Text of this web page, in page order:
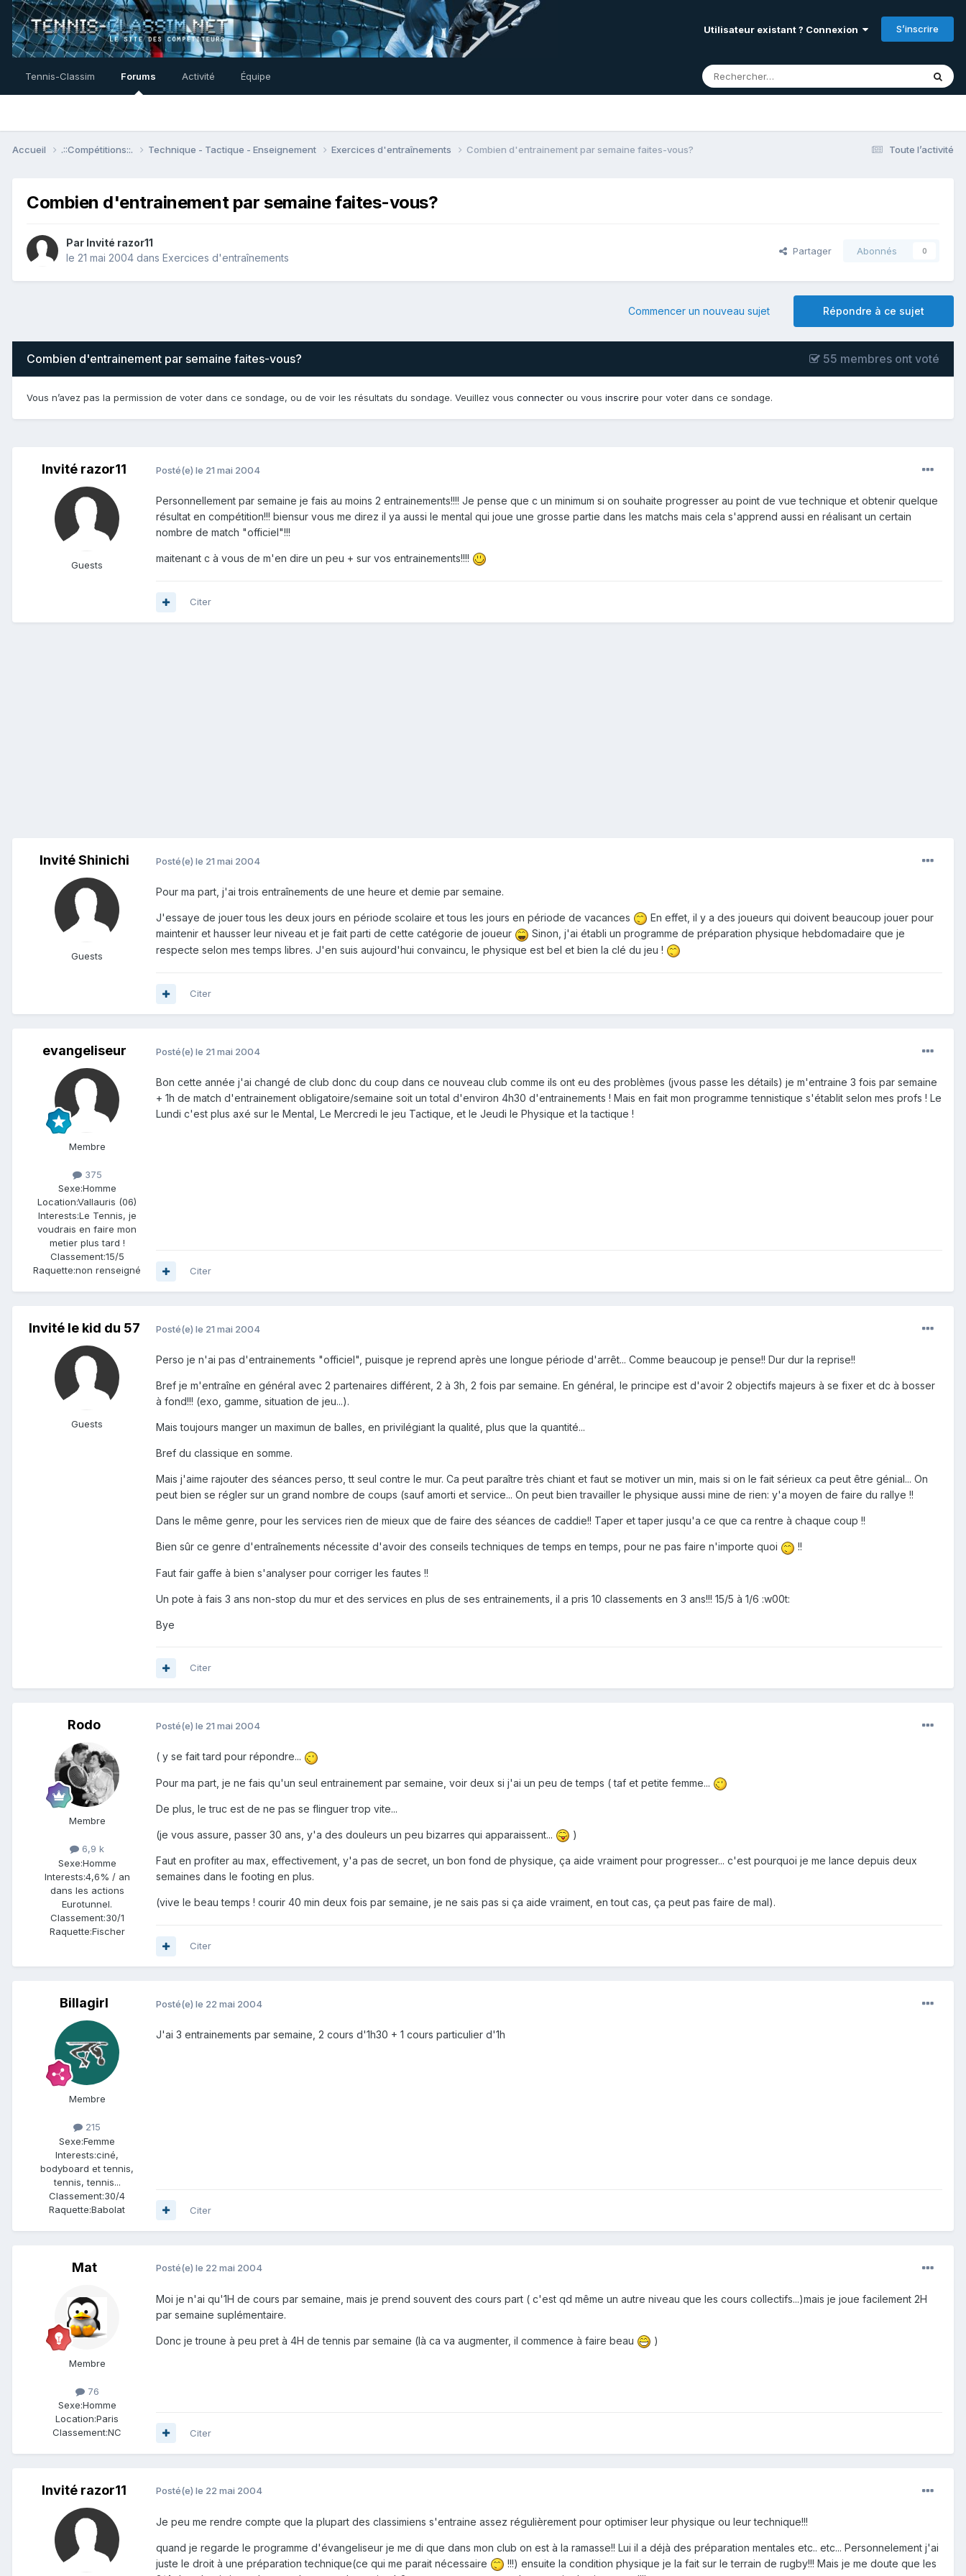
Utilisateur existant ? Connexion S’inscrire
Tennis-Classim Forums Activité Équipe
Toute l’activité
Accueil .::Compétitions::. Technique - Tactique - Enseignement Exercices d'entraînements Combien d'entrainement par semaine faites-vous?
Combien d'entrainement par semaine faites-vous?
Par Invité razor11
le 21 mai 2004 dans Exercices d'entraînements
Partager Abonnés 0
Répondre à ce sujet
Commencer un nouveau sujet
Combien d'entrainement par semaine faites-vous? 55 membres ont voté
Vous n’avez pas la permission de voter dans ce sondage, ou de voir les résultats du sondage. Veuillez vous connecter ou vous inscrire pour voter dans ce sondage.
Invité razor11
Guests
Posté(e) le 21 mai 2004
Personnellement par semaine je fais au moins 2 entrainements!!!! Je pense que c un minimum si on souhaite progresser au point de vue technique et obtenir quelque
résultat en compétition!!! biensur vous me direz il ya aussi le mental qui joue une grosse partie dans les matchs mais cela s'apprend aussi en réalisant un certain
nombre de match "officiel"!!!
maitenant c à vous de m'en dire un peu + sur vos entrainements!!!!
Citer
Invité Shinichi
Guests
Posté(e) le 21 mai 2004
Pour ma part, j'ai trois entraînements de une heure et demie par semaine.
J'essaye de jouer tous les deux jours en période scolaire et tous les jours en période de vacances
En effet, il y a des joueurs qui doivent beaucoup jouer pour
maintenir et hausser leur niveau et je fait parti de cette catégorie de joueur
Sinon, j'ai établi un programme de préparation physique hebdomadaire que je
respecte selon mes temps libres. J'en suis aujourd'hui convaincu, le physique est bel et bien la clé du jeu !
Citer
evangeliseur
Membre
375
Sexe:Homme
Location:Vallauris (06)
Interests:Le Tennis, je
voudrais en faire mon
metier plus tard !
Classement:15/5
Raquette:non renseigné
Posté(e) le 21 mai 2004
Bon cette année j'ai changé de club donc du coup dans ce nouveau club comme ils ont eu des problèmes (jvous passe les détails) je m'entraine 3 fois par semaine
+ 1h de match d'entrainement obligatoire/semaine soit un total d'environ 4h30 d'entrainements ! Mais en fait mon programme tennistique s'établit selon mes profs ! Le
Lundi c'est plus axé sur le Mental, Le Mercredi le jeu Tactique, et le Jeudi le Physique et la tactique !
Citer
Invité le kid du 57
Guests
Posté(e) le 21 mai 2004
Perso je n'ai pas d'entrainements "officiel", puisque je reprend après une longue période d'arrêt... Comme beaucoup je pense!! Dur dur la reprise!!
Bref je m'entraîne en général avec 2 partenaires différent, 2 à 3h, 2 fois par semaine. En général, le principe est d'avoir 2 objectifs majeurs à se fixer et dc à bosser
à fond!!! (exo, gamme, situation de jeu...).
Mais toujours manger un maximun de balles, en privilégiant la qualité, plus que la quantité...
Bref du classique en somme.
Mais j'aime rajouter des séances perso, tt seul contre le mur. Ca peut paraître très chiant et faut se motiver un min, mais si on le fait sérieux ca peut être génial... On
peut bien se régler sur un grand nombre de coups (sauf amorti et service... On peut bien travailler le physique aussi mine de rien: y'a moyen de faire du rallye !!
Dans le même genre, pour les services rien de mieux que de faire des séances de caddie!! Taper et taper jusqu'a ce que ca rentre à chaque coup !!
Bien sûr ce genre d'entraînements nécessite d'avoir des conseils techniques de temps en temps, pour ne pas faire n'importe quoi !!
Faut fair gaffe à bien s'analyser pour corriger les fautes !!
Un pote à fais 3 ans non-stop du mur et des services en plus de ses entrainements, il a pris 10 classements en 3 ans!!! 15/5 à 1/6 :w00t:
Bye
Citer
Rodo
Membre
6,9 k
Sexe:Homme
Interests:4,6% / an
dans les actions
Eurotunnel.
Classement:30/1
Raquette:Fischer
Posté(e) le 21 mai 2004
( y se fait tard pour répondre...
Pour ma part, je ne fais qu'un seul entrainement par semaine, voir deux si j'ai un peu de temps ( taf et petite femme...
De plus, le truc est de ne pas se flinguer trop vite...
(je vous assure, passer 30 ans, y'a des douleurs un peu bizarres qui apparaissent... )
Faut en profiter au max, effectivement, y'a pas de secret, un bon fond de physique, ça aide vraiment pour progresser... c'est pourquoi je me lance depuis deux
semaines dans le footing en plus.
(vive le beau temps ! courir 40 min deux fois par semaine, je ne sais pas si ça aide vraiment, en tout cas, ça peut pas faire de mal).
Citer
Billagirl
Membre
215
Sexe:Femme
Interests:ciné,
bodyboard et tennis,
tennis, tennis...
Classement:30/4
Raquette:Babolat
Posté(e) le 22 mai 2004
J'ai 3 entrainements par semaine, 2 cours d'1h30 + 1 cours particulier d'1h
Citer
Mat
Membre
76
Sexe:Homme
Location:Paris
Classement:NC
Posté(e) le 22 mai 2004
Moi je n'ai qu'1H de cours par semaine, mais je prend souvent des cours part ( c'est qd même un autre niveau que les cours collectifs...)mais je joue facilement 2H
par semaine suplémentaire.
Donc je troune à peu pret à 4H de tennis par semaine (là ca va augmenter, il commence à faire beau )
Citer
Invité razor11 Posté(e) le 22 mai 2004
Je peu me rendre compte que la plupart des classimiens s'entraine assez régulièrement pour optimiser leur physique ou leur technique!!!
quand je regarde le programme d'évangeliseur je me di que dans mon club on est à la ramasse!! Lui il a déjà des préparation mentales etc.. etc... Personnelement j'ai
juste le droit à une préparation technique(ce qui me parait nécessaire
!!!) ensuite la condition physique je la fait sur le terrain de rugby!!! Mais je me doute que les